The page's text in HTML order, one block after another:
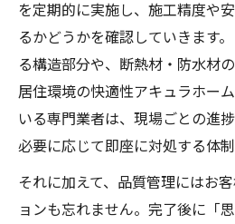
を定期的に実施し、施工精度や
るかどうかを確認していきます
る構造部分や、断熱材・防水材
居住環境の快適性アキュラホー
いる専門業者は、現場ごとの進
必要に応じて即座に対処する体制
それに加えて、品質管理にはお
ョンも忘れません。完了後に「